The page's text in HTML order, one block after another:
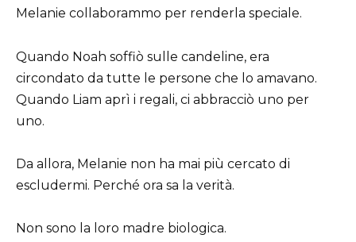
Melanie collaborammo per renderla speciale.
Quando Noah soffiò sulle candeline, era
circondato da tutte le persone che lo amavano.
Quando Liam aprì i regali, ci abbracciò uno per
uno.
Da allora, Melanie non ha mai più cercato di
escludermi. Perché ora sa la verità.
Non sono la loro madre biologica.